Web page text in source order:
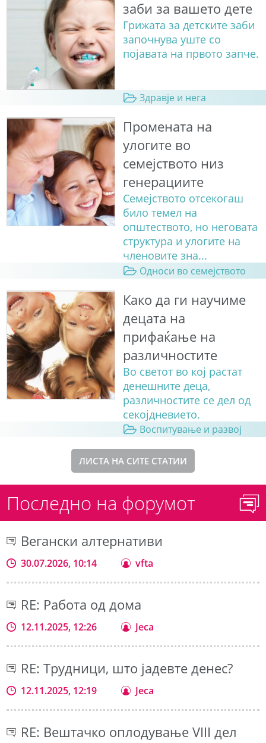
заби за вашето дете
Грижата за детските заби
започнува уште со
појавата на првото запче.
Здравје и нега
Промената на
улогите во
семејството низ
генерациите
Семејството отсекогаш
било темел на
општеството, но неговата
структура и улогите на
членовите зна...
Односи во семејството
Како да ги научиме
децата на
прифаќање на
различностите
Во светот во кој растат
денешните деца,
различностите се дел од
секојдневието.
Воспитување и развој
ЛИСТА НА СИТЕ СТАТИИ
Последно на форумот
Вегански алтернативи
30.07.2026, 10:14 vfta
RE: Работа од дома
12.11.2025, 12:26 Jeca
RE: Трудници, што јадевте денес?
12.11.2025, 12:19 Jeca
RE: Вештачко оплодување VIII дел